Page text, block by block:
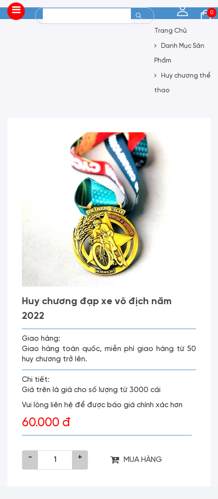
0
Trang Chủ
Danh Mục Sản
Phẩm
Huy chương thể
thao
Huy chương đạp xe vô địch năm
2022
Giao hàng:
Giao hàng toàn quốc, miễn phí giao hàng từ 50
huy chương trở lên.
Chi tiết:
Giá trên là giá cho số lượng từ 3000 cái
Vui lòng liên hệ để được báo giá chính xác hơn
60.000 đ
- + MUA HÀNG